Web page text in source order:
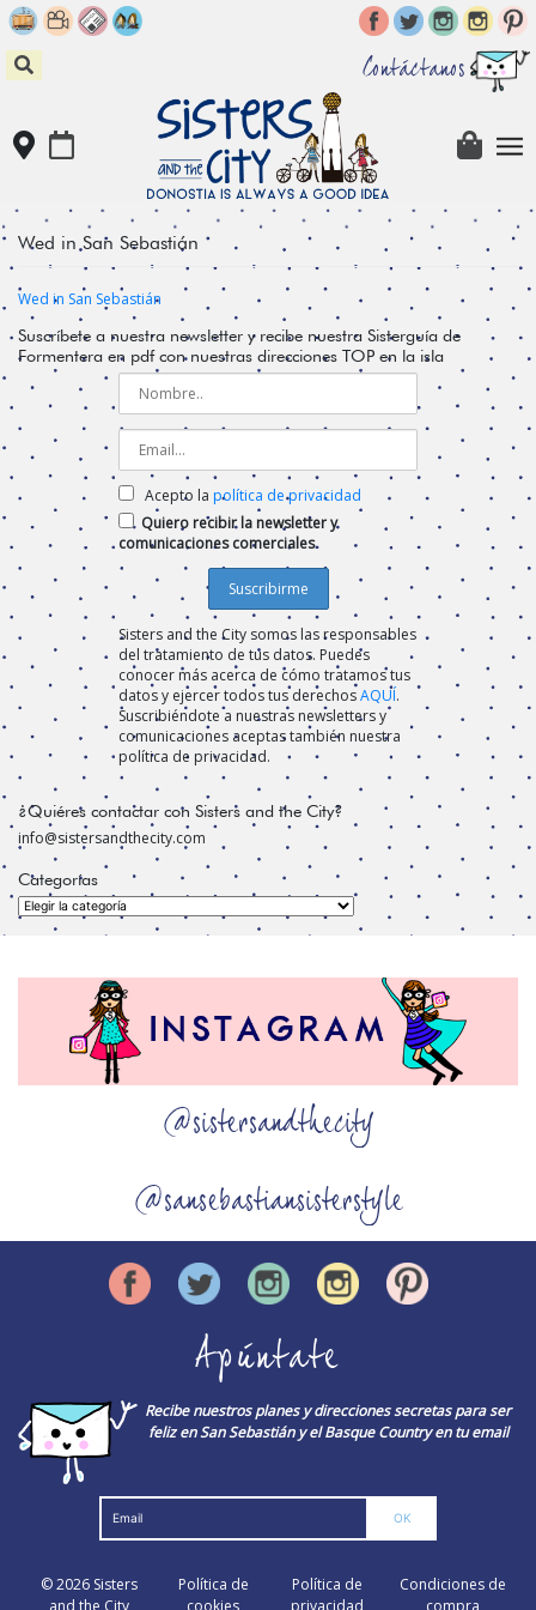
Skip
to
content
Contáctanos
Wed in San Sebastián
Wed in San Sebastián
Suscríbete a nuestra newsletter y recibe nuestra Sisterguía de
Formentera en pdf con nuestras direcciones TOP en la isla
Acepto la política de privacidad
Quiero recibir la newsletter y
comunicaciones comerciales
Sisters and the City somos las responsables
del tratamiento de tus datos. Puedes
conocer más acerca de cómo tratamos tus
datos y ejercer todos tus derechosAQUÍ.
Suscribiéndote a nuestras newsletters y
comunicaciones aceptas también nuestra
política de privacidad.
¿Quiéres contactar con Sisters and the City?
info@sistersandthecity.com
Categorías
Categorías
@sistersandthecity
@sansebastiansisterstyle
Apúntate
Recibe nuestros planes y direcciones secretas para ser
feliz en San Sebastián y el Basque Country en tu email
© 2026 Sisters
and the City
Política de
cookies
Política de
privacidad
Condiciones de
compra